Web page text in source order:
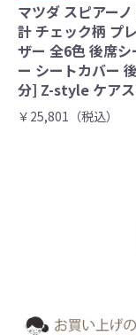
マツダ スピアー
計 チェック柄 プ
ザー 全6色 後席
ー シートカバー
分] Z-style ケア
￥25,801（税込）